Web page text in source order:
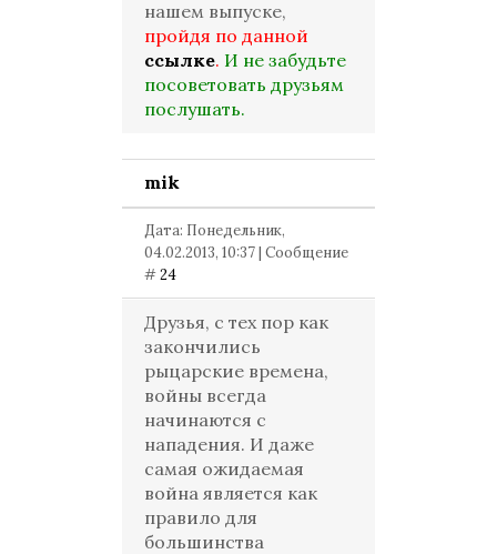
нашем выпуске,
пройдя по данной
ссылке. И не забудьте
посоветовать друзьям
послушать.
mik
Дата: Понедельник,
04.02.2013, 10:37 | Сообщение
#24
Друзья, с тех пор как
закончились
рыцарские времена,
войны всегда
начинаются с
нападения. И даже
самая ожидаемая
война является как
правило для
большинства